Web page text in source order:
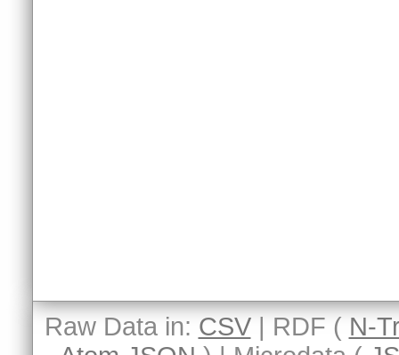
Raw Data in: CSV| RDF ( N-